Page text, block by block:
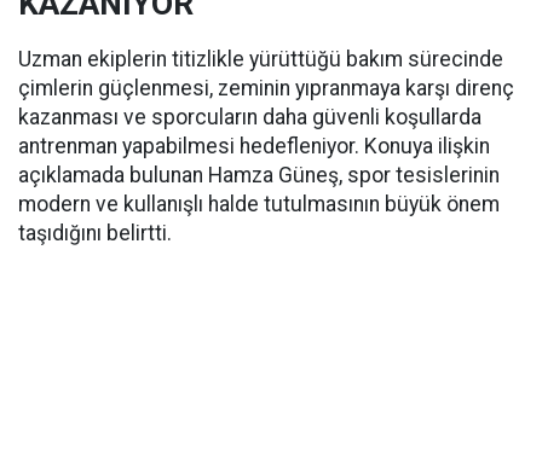
Uzman ekiplerin titizlikle yürüttüğü bakım sürecinde
çimlerin güçlenmesi, zeminin yıpranmaya karşı direnç
kazanması ve sporcuların daha güvenli koşullarda
antrenman yapabilmesi hedefleniyor. Konuya ilişkin
açıklamada bulunan Hamza Güneş, spor tesislerinin
modern ve kullanışlı halde tutulmasının büyük önem
taşıdığını belirtti.